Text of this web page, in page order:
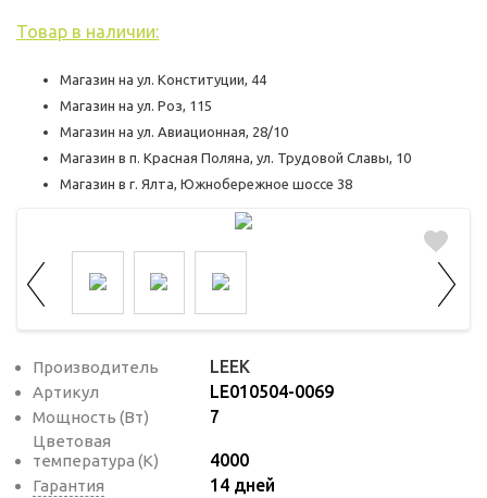
Товар в наличии:
Магазин на ул. Конституции, 44
Магазин на ул. Роз, 115
Магазин на ул. Авиационная, 28/10
Магазин в п. Красная Поляна, ул. Трудовой Славы, 10
Магазин в г. Ялта, Южнобережное шоссе 38
Производитель LEEK
Артикул LE010504-0069
Мощность (Вт) 7
Цветовая
температура (К)
4000
Гарантия 14 дней
пользователей на сайте. Эти файлы cookie
чтобы увеличить его производительность
и сделать функционал сайта максимально
удобным для пользователей.
Рекламные файлы cookie используются
для целей маркетинга и улучшения
качества рекламы. Эти файлы cookie
помогают обеспечить максимально
высокую точность и ценность содержания
для пользователей сайта.